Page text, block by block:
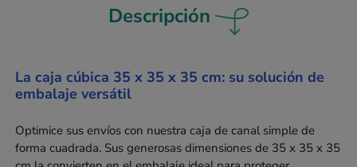
Descripción
La caja cúbica 35 x 35 x 35 cm: su solución de
embalaje versátil
Optimice sus envíos con nuestra caja de canal simple de
forma cuadrada. Sus generosas dimensiones de 35 x 35 x 35